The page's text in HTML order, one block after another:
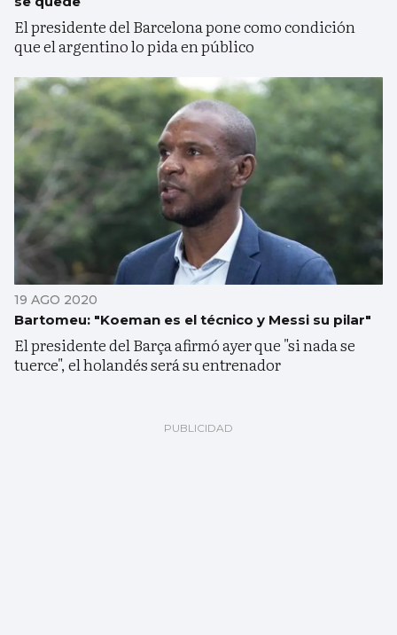
El presidente del Barcelona pone como condición
que el argentino lo pida en público
19 AGO 2020
Bartomeu: "Koeman es el técnico y Messi su pilar"
El presidente del Barça afirmó ayer que "si nada se
tuerce", el holandés será su entrenador